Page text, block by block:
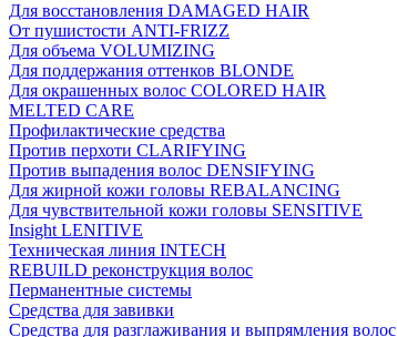
Для восстановления DAMAGED HAIR
От пушистости ANTI-FRIZZ
Для объема VOLUMIZING
Для поддержания оттенков BLONDE
Для окрашенных волос COLORED HAIR
MELTED CARE
Профилактические средства
Против перхоти CLARIFYING
Против выпадения волос DENSIFYING
Для жирной кожи головы REBALANCING
Для чувствительной кожи головы SENSITIVE
Insight LENITIVE
Техническая линия INTECH
REBUILD реконструкция волос
Перманентные системы
Средства для завивки
Средства для разглаживания и выпрямления волос